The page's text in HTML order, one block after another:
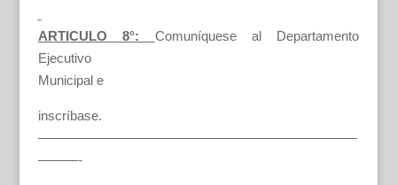
ARTICULO 8°: Comuníquese al Departamento
Ejecutivo
Municipal e
inscríbase.
————————————————————————
———-